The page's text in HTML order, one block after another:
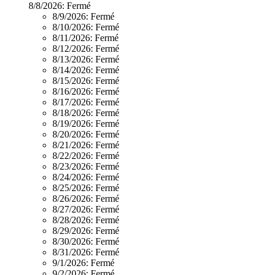
8/8/2026: Fermé
8/9/2026: Fermé
8/10/2026: Fermé
8/11/2026: Fermé
8/12/2026: Fermé
8/13/2026: Fermé
8/14/2026: Fermé
8/15/2026: Fermé
8/16/2026: Fermé
8/17/2026: Fermé
8/18/2026: Fermé
8/19/2026: Fermé
8/20/2026: Fermé
8/21/2026: Fermé
8/22/2026: Fermé
8/23/2026: Fermé
8/24/2026: Fermé
8/25/2026: Fermé
8/26/2026: Fermé
8/27/2026: Fermé
8/28/2026: Fermé
8/29/2026: Fermé
8/30/2026: Fermé
8/31/2026: Fermé
9/1/2026: Fermé